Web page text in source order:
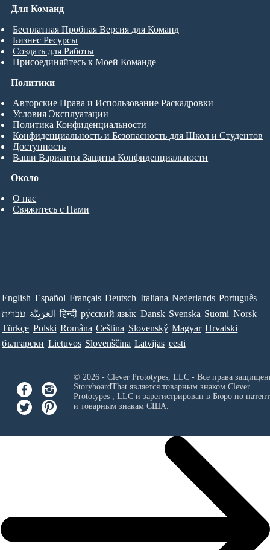
Для Команд
Бесплатная Пробная Версия для Команд
Бизнес Ресурсы
Создать для Работы
Присоединяйтесь к Моей Команде
Около
О нас
Свяжитесь с Нами
Политики
Авторские Права и Использование Раскадровки
Условия Эксплуатации
Политика Конфиденциальности
Конфиденциальность и Безопасность для Школ и Студентов
Доступность
Ваши Варианты Защиты Конфиденциальности
English Español Français Deutsch Italiana Nederlands Português
עברית العَرَبِيَّة हिन्दी ру́сский язы́к Dansk Svenska Suomi Norsk
Türkçe Polski Româna Ceština Slovenský Magyar Hrvatski
български Lietuvos Slovenščina Latvijas eesti
© 2026 - Clever Prototypes, LLC - Все права
StoryboardThat является товарным знаком Clever
Prototypes , LLCи зарегистрирован в Бюро по
и товарным знакам США.